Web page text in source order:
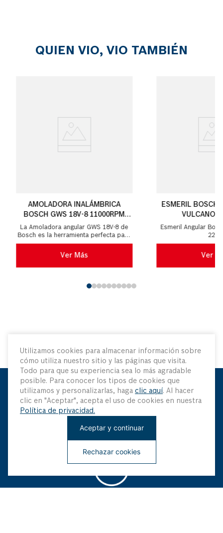
Utilizamos cookies para almacenar información sobre
cómo utiliza nuestro sitio y las páginas que visita.
Todo para que su experiencia sea lo más agradable
posible. Para conocer los tipos de cookies que
utilizamos y personalizarlas, haga clic aquí. Al hacer
clic en "Aceptar", acepta el uso de cookies en nuestra
Política de privacidad.
Rechazar cookies
Aceptar y continuar
QUIEN VIO, VIO TAMBIÉN
AMOLADORA INALÁMBRICA
BOSCH GWS 18V-8 11000RPM
115/125MM
La Amoladora angular GWS 18V-8 de
Bosch es la herramienta perfecta para
realizar tareas diarias de corte y
desbaste leve...
Ver Más
ESMERIL BOSCH
VULCANO
Esmeril Angular
220V
Ver
Mantenme Actualizado
y ofertas especiales